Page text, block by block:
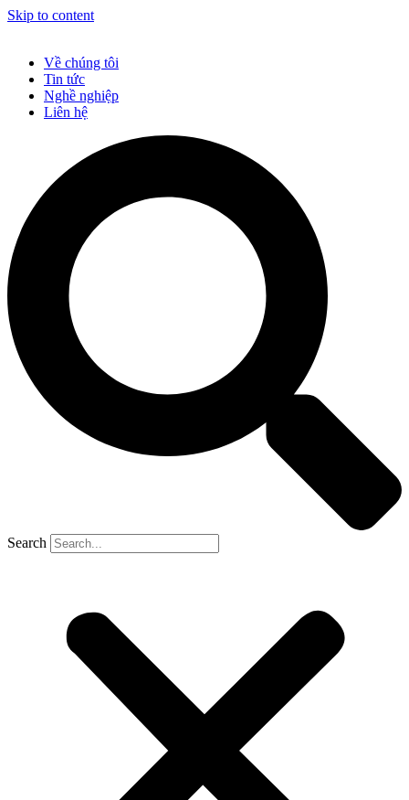
Skip to content
Về chúng tôi
Tin tức
Nghề nghiệp
Liên hệ
Search